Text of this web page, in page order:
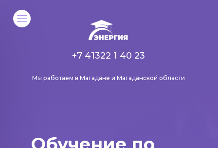
Мы работаем в Магадане и Магаданской области
+7 41322 1 40 23